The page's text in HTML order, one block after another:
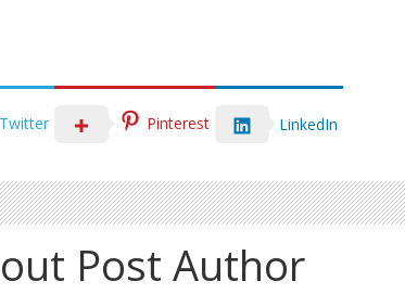
Twitter Pinterest LinkedIn
Post Author